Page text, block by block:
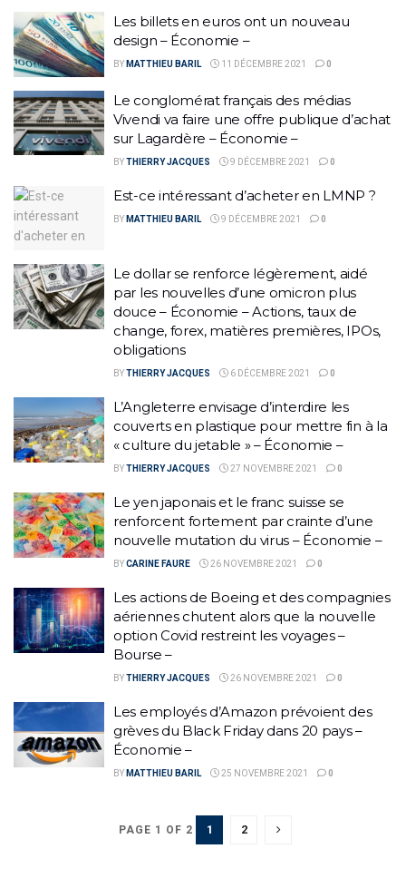
Les billets en euros ont un nouveau
design – Économie –
BY MATTHIEU BARIL 11 DÉCEMBRE 2021 0
Le conglomérat français des médias
Vivendi va faire une offre publique d’achat
sur Lagardère – Économie –
BYTHIERRY JACQUES 9 DÉCEMBRE 2021 0
Est-ce intéressant d’acheter en LMNP ?
BY MATTHIEU BARIL 9 DÉCEMBRE 2021 0
Le dollar se renforce légèrement, aidé
par les nouvelles d’une omicron plus
douce – Économie – Actions, taux de
change, forex, matières premières, IPOs,
obligations
BYTHIERRY JACQUES 6 DÉCEMBRE 2021 0
L’Angleterre envisage d’interdire les
couverts en plastique pour mettre fin à la
« culture du jetable » – Économie –
BYTHIERRY JACQUES 27 NOVEMBRE 2021 0
Le yen japonais et le franc suisse se
renforcent fortement par crainte d’une
nouvelle mutation du virus – Économie –
BYCARINE FAURE 26 NOVEMBRE 2021 0
Les actions de Boeing et des compagnies
aériennes chutent alors que la nouvelle
option Covid restreint les voyages –
Bourse –
BYTHIERRY JACQUES 26 NOVEMBRE 2021 0
Les employés d’Amazon prévoient des
grèves du Black Friday dans 20 pays –
Économie –
BY MATTHIEU BARIL 25 NOVEMBRE 2021 0
PAGE 1 OF 2 1 2